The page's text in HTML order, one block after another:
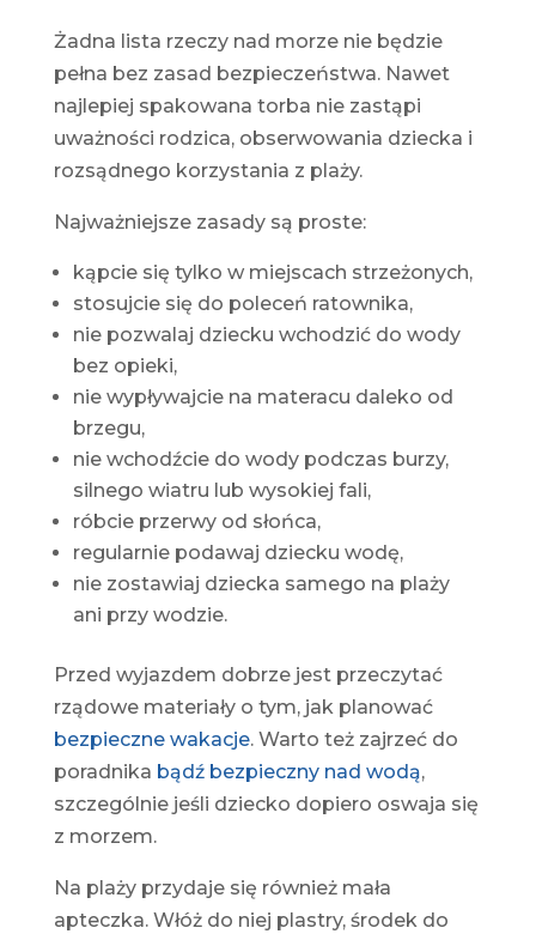
Żadna lista rzeczy nad morze nie będzie
pełna bez zasad bezpieczeństwa. Nawet
najlepiej spakowana torba nie zastąpi
uważności rodzica, obserwowania dziecka i
rozsądnego korzystania z plaży.
Najważniejsze zasady są proste:
kąpcie się tylko w miejscach strzeżonych,
stosujcie się do poleceń ratownika,
nie pozwalaj dziecku wchodzić do wody
bez opieki,
nie wypływajcie na materacu daleko od
brzegu,
nie wchodźcie do wody podczas burzy,
silnego wiatru lub wysokiej fali,
róbcie przerwy od słońca,
regularnie podawaj dziecku wodę,
nie zostawiaj dziecka samego na plaży
ani przy wodzie.
Przed wyjazdem dobrze jest przeczytać
rządowe materiały o tym, jak planować
bezpieczne wakacje. Warto też zajrzeć do
poradnika bądź bezpieczny nad wodą,
szczególnie jeśli dziecko dopiero oswaja się
z morzem.
Na plaży przydaje się również mała
apteczka. Włóż do niej plastry, środek do